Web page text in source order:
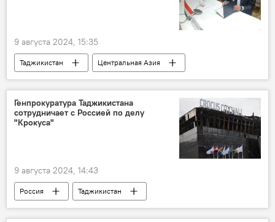
9 августа 2024, 15:35
Таджикистан
Центральная Азия
Казахстан
Транспорт
Минтранс Таджикистана
Генпрокуратура Таджикистана
сотрудничает с Россией по делу
"Крокуса"
9 августа 2024, 14:43
Россия
Таджикистан
Генпрокуратура Таджикистана
теракт